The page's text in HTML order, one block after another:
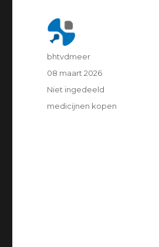
Author
bhtvdmeer
Posted
on
08 maart 2026
Categorie
Niet ingedeeld
Tags
medicijnen kopen